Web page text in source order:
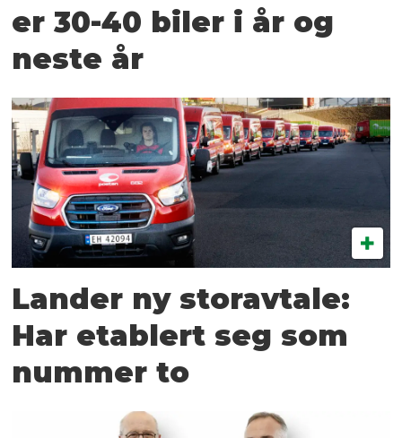
er 30-40 biler i år og
neste år
Lander ny storavtale:
Har etablert seg som
nummer to